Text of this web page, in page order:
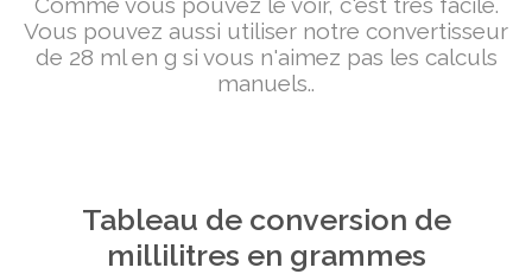
Vous pouvez aussi utiliser notre convertisseur
de 28 ml en g si vous n'aimez pas les calculs
manuels..
Tableau de conversion de
millilitres en grammes